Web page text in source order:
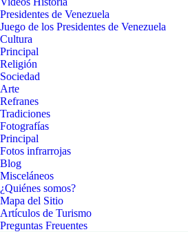
Presidentes de Venezuela
Juego de los Presidentes de Venezuela
Cultura
Principal
Religión
Sociedad
Arte
Refranes
Tradiciones
Fotografías
Principal
Fotos infrarrojas
Blog
Misceláneos
¿Quiénes somos?
Mapa del Sitio
Artículos de Turismo
Preguntas Freuentes